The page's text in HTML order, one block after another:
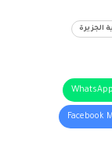
الجزيرة
WhatsApp
Facebook